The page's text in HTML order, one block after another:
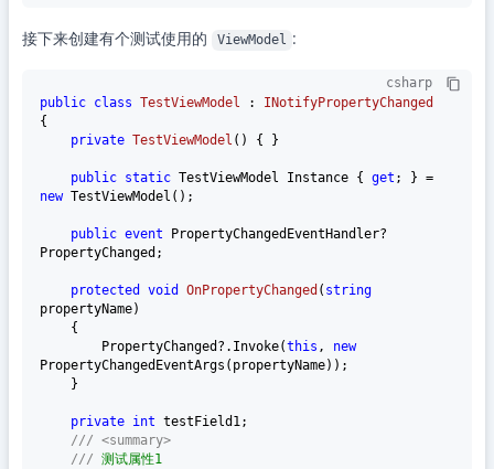
接下来创建有个测试使用的 ViewModel :
csharp
public class TestViewModel : INotifyPropertyChanged
{
private TestViewModel () { }
public static TestViewModel Instance { get
new TestViewModel();
public event PropertyChangedEventHandler?
PropertyChanged;
protected void OnPropertyChanged ( string
propertyName)
        PropertyChanged?.Invoke(
this , new
PropertyChangedEventArgs(propertyName));
private int testField1;
/// <summary>
/// 测试属性1